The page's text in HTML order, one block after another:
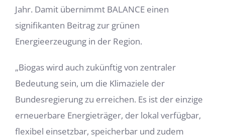
Jahr. Damit übernimmt BALANCE einen
signifikanten Beitrag zur grünen
Energieerzeugung in der Region.
„Biogas wird auch zukünftig von zentraler
Bedeutung sein, um die Klimaziele der
Bundesregierung zu erreichen. Es ist der einzige
erneuerbare Energieträger, der lokal verfügbar,
flexibel einsetzbar, speicherbar und zudem